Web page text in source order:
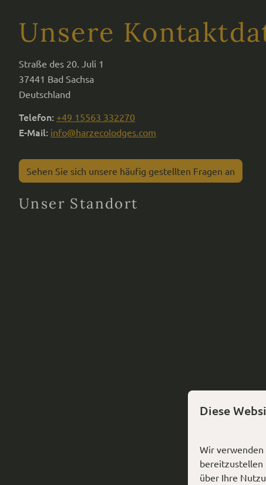
Unsere
Straße des 20. Juli 1
37441 Bad Sachsa
Deutschland
Telefon: +49 15563 332270
E-Mail: info@harzecolodges.com
Sehen Sie sich unsere häufig gestellten Fragen an
Unser Standort
Diese
Wir
bereitzustellen
über Ihre